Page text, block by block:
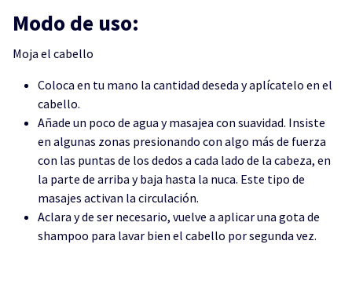
Modo de uso:
Moja el cabello
Coloca en tu mano la cantidad deseda y aplícatelo en el
cabello.
Añade un poco de agua y masajea con suavidad. Insiste
en algunas zonas presionando con algo más de fuerza
con las puntas de los dedos a cada lado de la cabeza, en
la parte de arriba y baja hasta la nuca. Este tipo de
masajes activan la circulación.
Aclara y de ser necesario, vuelve a aplicar una gota de
shampoo para lavar bien el cabello por segunda vez.